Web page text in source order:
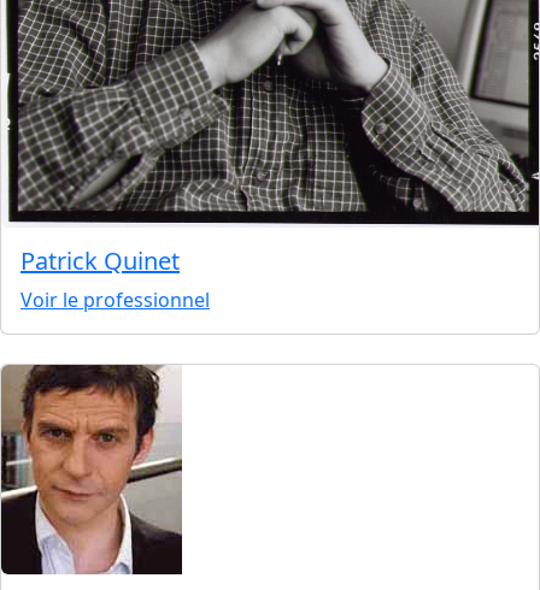
Patrick Quinet
Voir le professionnel